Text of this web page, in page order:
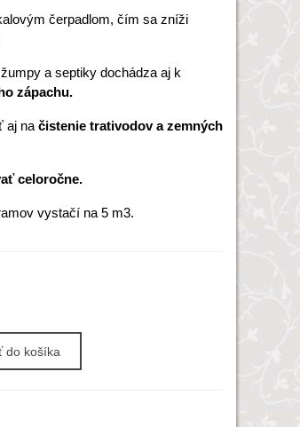
čerpadlom, čím sa zníži
a septiky dochádza aj k
zápachu.
aj na čistenie trativodov a zemných
celoročne.
vystačí na 5 m3.
do košíka